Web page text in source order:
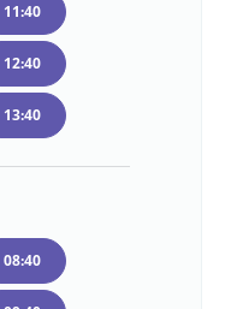
11:40
12:40
13:40
08:40